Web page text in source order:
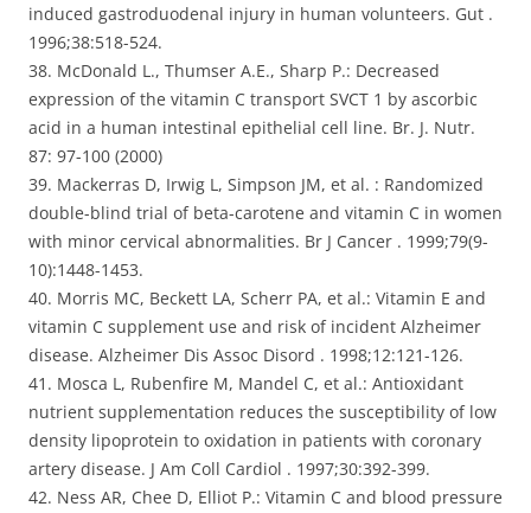
induced gastroduodenal injury in human volunteers. Gut .
1996;38:518-524.
38. McDonald L., Thumser A.E., Sharp P.: Decreased
expression of the vitamin C transport SVCT 1 by ascorbic
acid in a human intestinal epithelial cell line. Br. J. Nutr.
87: 97-100 (2000)
39. Mackerras D, Irwig L, Simpson JM, et al. : Randomized
double-blind trial of beta-carotene and vitamin C in women
with minor cervical abnormalities. Br J Cancer . 1999;79(9-
10):1448-1453.
40. Morris MC, Beckett LA, Scherr PA, et al.: Vitamin E and
vitamin C supplement use and risk of incident Alzheimer
disease. Alzheimer Dis Assoc Disord . 1998;12:121-126.
41. Mosca L, Rubenfire M, Mandel C, et al.: Antioxidant
nutrient supplementation reduces the susceptibility of low
density lipoprotein to oxidation in patients with coronary
artery disease. J Am Coll Cardiol . 1997;30:392-399.
42. Ness AR, Chee D, Elliot P.: Vitamin C and blood pressure